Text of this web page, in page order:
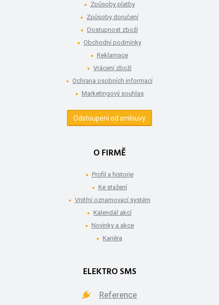
Způsoby platby
Způsoby doručení
Dostupnost zboží
Obchodní podmínky
Reklamace
Vrácení zboží
Ochrana osobních informací
Marketingový souhlas
Odstoupení od smlouvy
O FIRMĚ
Profil a historie
Ke stažení
Vnitřní oznamovací systém
Kalendář akcí
Novinky a akce
Kariéra
ELEKTRO SMS
Reference